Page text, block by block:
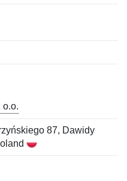
o.o.
87, Dawidy